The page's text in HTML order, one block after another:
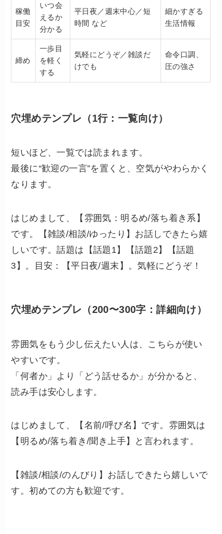
稼働
目安
いつ会
えるか
分かる
平日夜／週末中心／短
時間 など
細かすぎる
生活情報
締め
一歩目
を軽く
する
気軽にどうぞ／雑談だ
けでも
命令口調、
圧の強さ
穴埋めテンプレ（1行：一覧向け）
短いほど、一覧では読まれます。
最後に“歓迎の一言”を置くと、空気がやわらかく
なります。
はじめまして、【雰囲気：明るめ/落ち着き系】
です。【雑談/相談/ゆったり】お話しできたら嬉
しいです。話題は【話題1】【話題2】【話題
3】。目安：【平日夜/週末】。気軽にどうぞ！
穴埋めテンプレ（200〜300字：詳細向け）
雰囲気をもう少し伝えたい人は、こちらが使い
やすいです。
「何者か」より「どう話せるか」が分かると、
読み手は安心します。
はじめまして、【名前/呼び名】です。雰囲気は
【明るめ/落ち着き/聞き上手】と言われます。
【雑談/相談/のんびり】お話しできたら嬉しいで
す。初めての方も歓迎です。